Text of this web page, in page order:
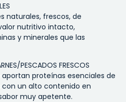
naturales, frescos, de
nutritivo intacto,
y minerales que las
PESCADOS FRESCOS
proteínas esenciales de
un alto contenido en
muy apetente.